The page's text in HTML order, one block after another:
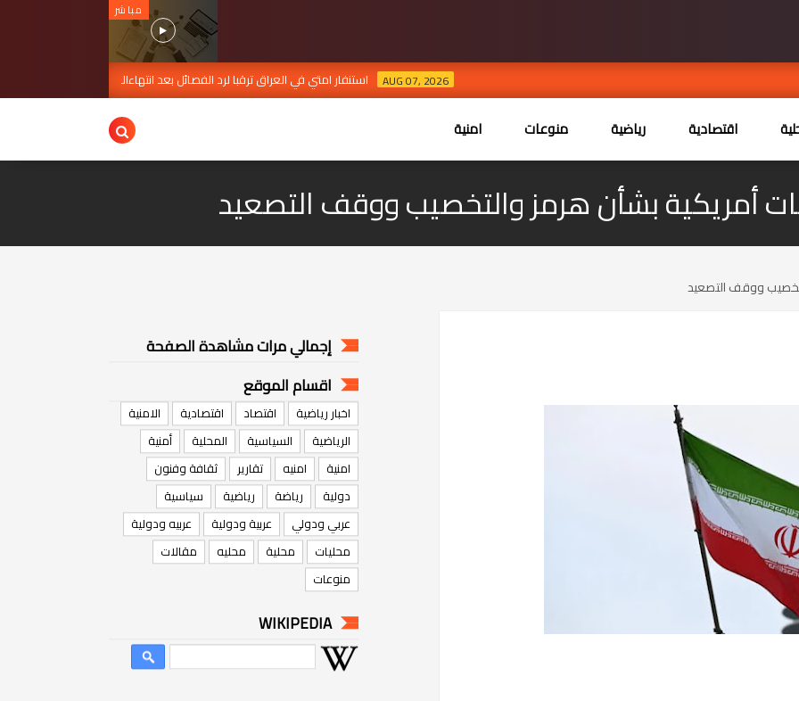
مباشر
استنفار امتي في العراق ترقبا لرد الفصائل بعد انتهاءالمهلة AUG 07, 2026
اقتصادية رياضية منوعات امنية
أمريكية بشأن هرمز والتخصيب ووقف التصعيد
ووقف التصعيد
إجمالي مرات مشاهدة الصفحة
اقسام الموقع
اخبار رياضية اقتصاد اقتصادية
الامنية
الرياضية
السياسية المحلية
أمنية
امنية
امنيه تقارير
ثقافة وفنون
دولية
رياضة رياضية
سياسية
عربي ودولي
عربية ودولية
عربيه ودولية
محليات
محلية محليه
مقالات
منوعات
WIKIPEDIA